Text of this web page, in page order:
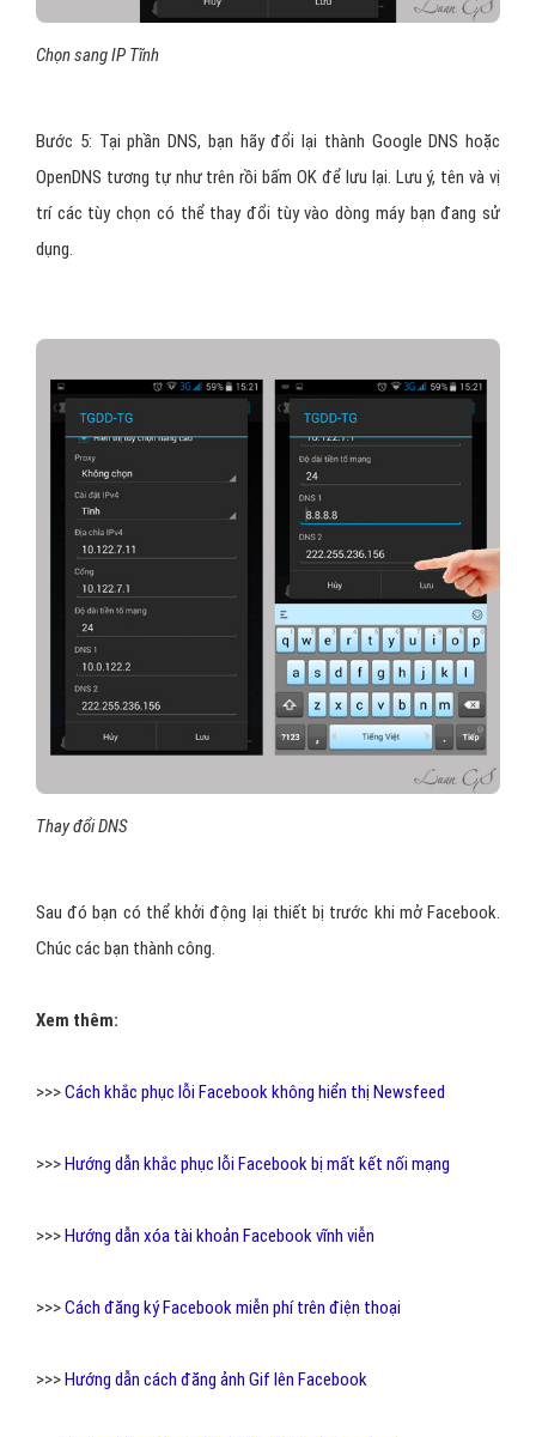
Chọn sang IP Tĩnh
Bước 5: Tại phần DNS, bạn hãy đổi lại thành Google DNS hoặc
OpenDNS tương tự như trên rồi bấm OK để lưu lại. Lưu ý, tên và vị
trí các tùy chọn có thể thay đổi tùy vào dòng máy bạn đang sử
dụng.
Thay đổi DNS
Sau đó bạn có thể khởi động lại thiết bị trước khi mở Facebook.
Chúc các bạn thành công.
Xem thêm:
>>>Cách khắc phục lỗi Facebook không hiển thị Newsfeed
>>> Hướng dẫn khắc phục lỗi Facebook bị mất kết nối mạng
>>> Hướng dẫn xóa tài khoản Facebook vĩnh viễn
>>>Cách đăng ký Facebook miễn phí trên điện thoại
>>> Hướng dẫn cách đăng ảnh Gif lên Facebook